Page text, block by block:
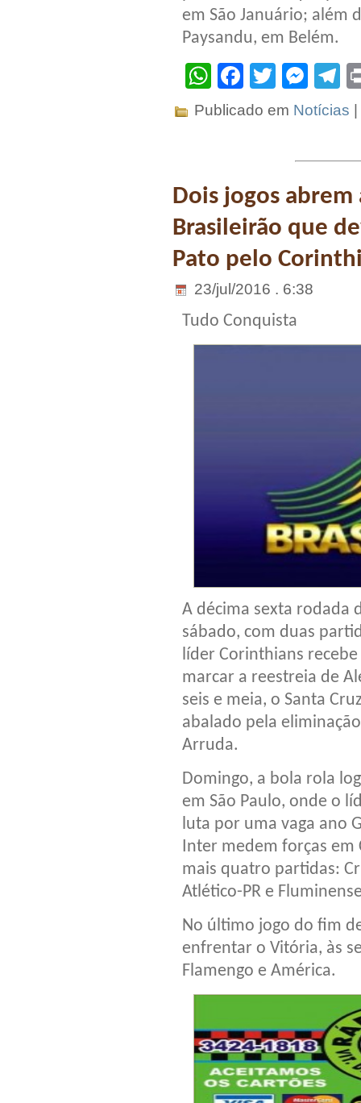
em São Januário; além
Paysandu, em Belém.
WhatsApp
Facebook
Twitter
Publicado em Notícias
Dois jogos abrem
Brasileirão que
Pato pelo
23/jul/2016 . 6:38
Tudo Conquista
A décima sexta rodada
sábado, com duas
líder Corinthians
marcar a reestreia de
seis e meia, o Santa
abalado pela
Arruda.
Domingo, a bola rola
em São Paulo, onde o
luta por uma vaga ano
Inter medem forças
mais quatro partidas:
Atlético-PR e
No último jogo do fim
enfrentar o Vitória, às
Flamengo e América.